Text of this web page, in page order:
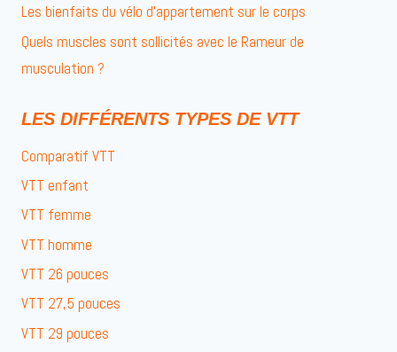
Les bienfaits du vélo d’appartement sur le corps
Quels muscles sont sollicités avec le Rameur de
musculation ?
LES DIFFÉRENTS TYPES DE VTT
Comparatif VTT
VTT enfant
VTT femme
VTT homme
VTT 26 pouces
VTT 27,5 pouces
VTT 29 pouces